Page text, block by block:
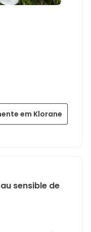
em Klorane
sensible de